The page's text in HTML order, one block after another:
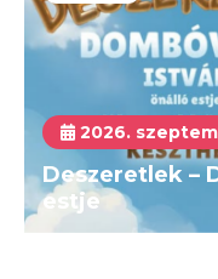
2026.
Deszeretlek –
estje